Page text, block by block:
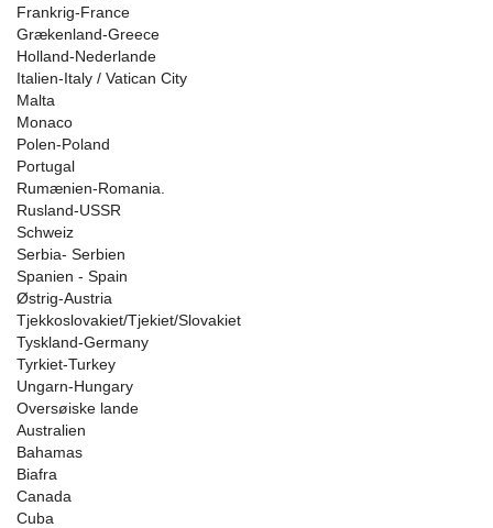
Frankrig-France
Grækenland-Greece
Holland-Nederlande
Italien-Italy / Vatican City
Malta
Monaco
Polen-Poland
Portugal
Rumænien-Romania.
Rusland-USSR
Schweiz
Serbia- Serbien
Spanien - Spain
Østrig-Austria
Tjekkoslovakiet/Tjekiet/Slovakiet
Tyskland-Germany
Tyrkiet-Turkey
Ungarn-Hungary
Oversøiske lande
Australien
Bahamas
Biafra
Canada
Cuba